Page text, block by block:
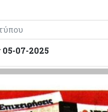
07-2025